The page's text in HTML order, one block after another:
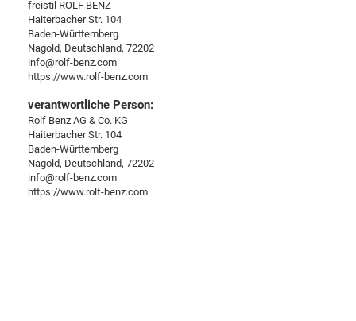
freistil ROLF BENZ
Haiterbacher Str. 104
Baden-Württemberg
Nagold, Deutschland, 72202
info@rolf-benz.com
https://www.rolf-benz.com
verantwortliche Person:
Rolf Benz AG & Co. KG
Haiterbacher Str. 104
Baden-Württemberg
Nagold, Deutschland, 72202
info@rolf-benz.com
https://www.rolf-benz.com